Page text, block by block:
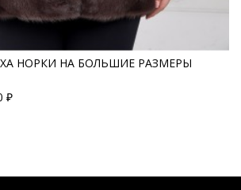
НОРКИ НА БОЛЬШИЕ РАЗМЕРЫ
₽